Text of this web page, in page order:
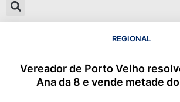
REGIONAL
Vereador de Porto Velho
Ana da 8 e vende metade